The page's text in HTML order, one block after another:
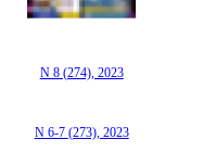
N 8 (274), 2023
N 6-7 (273), 2023